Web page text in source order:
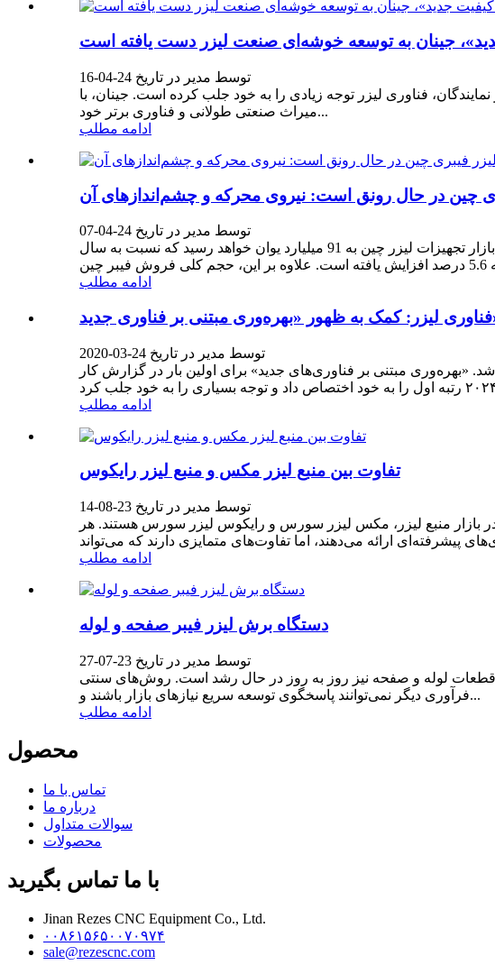
توسط مدیر در تاریخ 24-04-16
فناوری لیزر توجه زیادی را به خود جلب کرده است. جینان، با
میراث صنعتی طولانی و فناوری برتر خود...
ادامه مطلب
چین در حال رونق است: نیروی محرکه و چشم‌اندازهای آن
توسط مدیر در تاریخ 24-04-07
طبق گزارش‌های مربوطه، بازار تجهیزات لیزر فیبر چین به طور کلی در سال 2023 پایدار و رو به بهبود است. فروش بازار تجهیزات لیزر چین به 91 میلیارد یوان خواهد رسید که نسبت به سال
ادامه مطلب
جدید»
توسط مدیر در تاریخ 24-03-2020
اخیراً با موفقیت برگزار شد. «بهره‌وری مبتنی بر فناوری‌های جدید» برای اولین بار در گزارش کار
ادامه مطلب
تفاوت بین منبع لیزر مکس و منبع لیزر رایکوس
توسط مدیر در تاریخ 23-08-14
بازار منبع لیزر، مکس لیزر سورس و رایکوس لیزر سورس هستند. هر
ادامه مطلب
دستگاه برش لیزر فیبر صفحه و لوله
توسط مدیر در تاریخ 23-07-27
قطعات لوله و صفحه نیز روز به روز در حال رشد است. روش‌های سنتی
فرآوری دیگر نمی‌توانند پاسخگوی توسعه سریع نیازهای بازار باشند و...
ادامه مطلب
محصول
تماس با ما
درباره ما
سوالات متداول
محصولات
با ما تماس بگیرید
Jinan Rezes CNC Equipment Co., Ltd.
۰۰۸۶۱۵۶۵۰۰۷۰۹۷۴
sale@rezescnc.com